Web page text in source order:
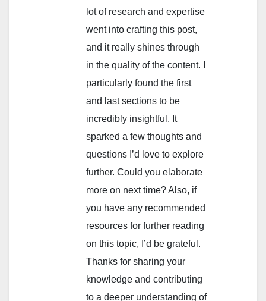
lot of research and expertise
went into crafting this post,
and it really shines through
in the quality of the content. I
particularly found the first
and last sections to be
incredibly insightful. It
sparked a few thoughts and
questions I’d love to explore
further. Could you elaborate
more on next time? Also, if
you have any recommended
resources for further reading
on this topic, I’d be grateful.
Thanks for sharing your
knowledge and contributing
to a deeper understanding of